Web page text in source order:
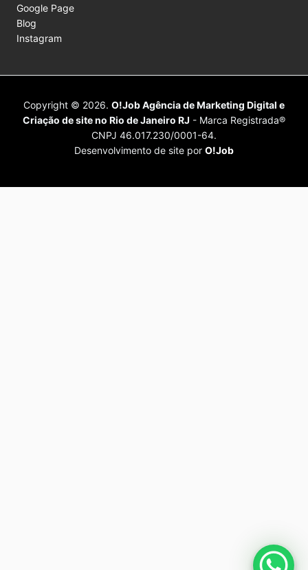
Google Page
Blog
Instagram
Copyright © 2026. O!Job Agência de Marketing Digital e
Criação de site no Rio de Janeiro RJ - Marca Registrada®
CNPJ 46.017.230/0001-64.
Desenvolvimento de site por O!Job